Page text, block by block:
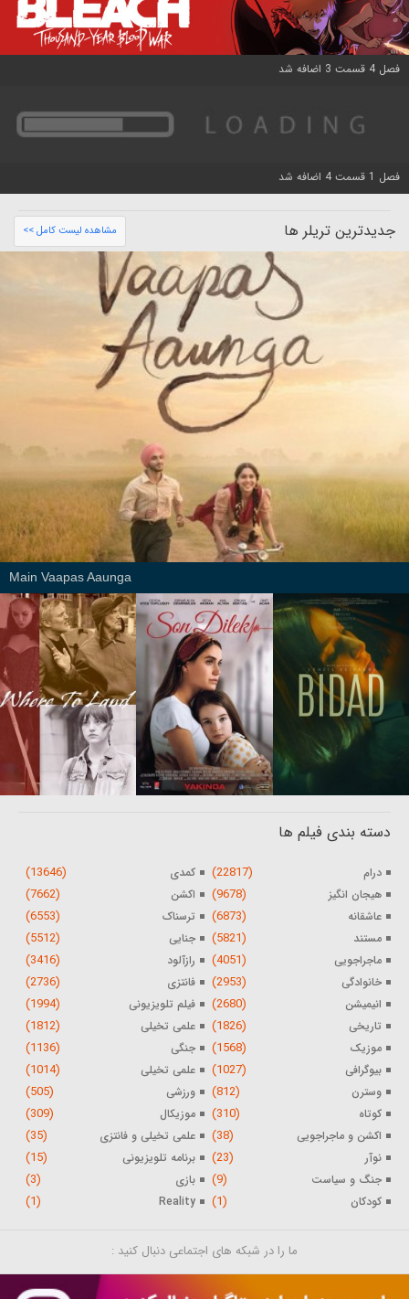
فصل 4 قسمت 3 اضافه شد
فصل 1 قسمت 4 اضافه شد
جدیدترین تریلر ها مشاهده لیست کامل >>
Main Vaapas Aaunga
دسته بندی فیلم ها
درام (22817) کمدی (13646)
هیجان انگیز (9678) اکشن (7662)
عاشقانه (6873) ترسناک (6553)
مستند (5821) جنایی (5512)
ماجراجویی (4051) رازآلود (3416)
خانوادگی (2953) فانتزی (2736)
انیمیشن (2680) فیلم تلویزیونی (1994)
تاریخی (1826) علمی تخیلی (1812)
موزیک (1568) جنگی (1136)
بیوگرافی (1027) علمی تخیلی (1014)
وسترن (812) ورزشی (505)
کوتاه (310) موزیکال (309)
اکشن و ماجراجویی (38) علمی تخیلی و فانتزی (35)
نوآر (23) برنامه تلویزیونی (15)
جنگ و سیاست (9) بازی (3)
کودکان (1)
Reality
(1)
ما را در شبکه های اجتماعی دنبال کنید :